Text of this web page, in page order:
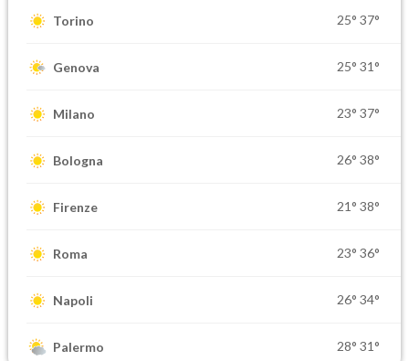
Torino 25° 37°
Genova 25° 31°
Milano 23° 37°
Bologna 26° 38°
Firenze 21° 38°
Roma 23° 36°
Napoli 26° 34°
Palermo 28° 31°